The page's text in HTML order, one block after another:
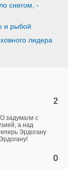
снегом, -
и рыбой
лидера
2
задумали с
а над
Эрдогану
0